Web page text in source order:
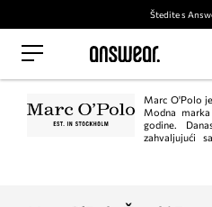
Štedite s
Marc O'Polo
Modna
godine.
zahvaljujući